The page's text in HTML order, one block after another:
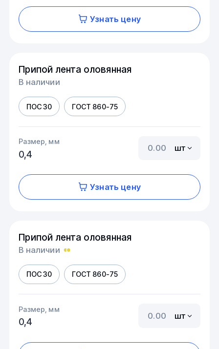
Узнать цену
Припой лента оловянная
В наличии
ПОС 30 ГОСТ 860-75
Размер, мм
0,4
шт
Узнать цену
Припой лента оловянная
В наличии
ПОС 30 ГОСТ 860-75
Размер, мм
0,4
шт